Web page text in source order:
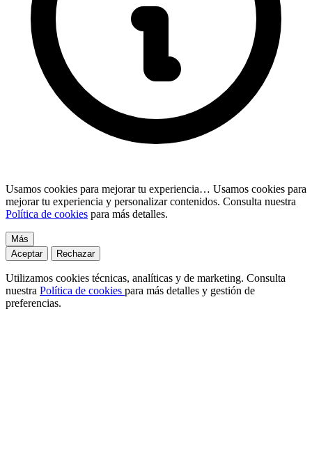
Usamos cookies para mejorar tu experiencia… Usamos cookies para
mejorar tu experiencia y personalizar contenidos. Consulta nuestra
Política de cookies para más detalles.
Más
Aceptar
Rechazar
Utilizamos cookies técnicas, analíticas y de marketing. Consulta
nuestra Política de cookies para más detalles y gestión de
preferencias.